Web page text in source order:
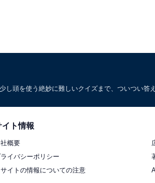
し頭を使う絶妙に難しいクイズまで、ついつい答
イト情報
概要
イバシーポリシー
イトの情報についての注意